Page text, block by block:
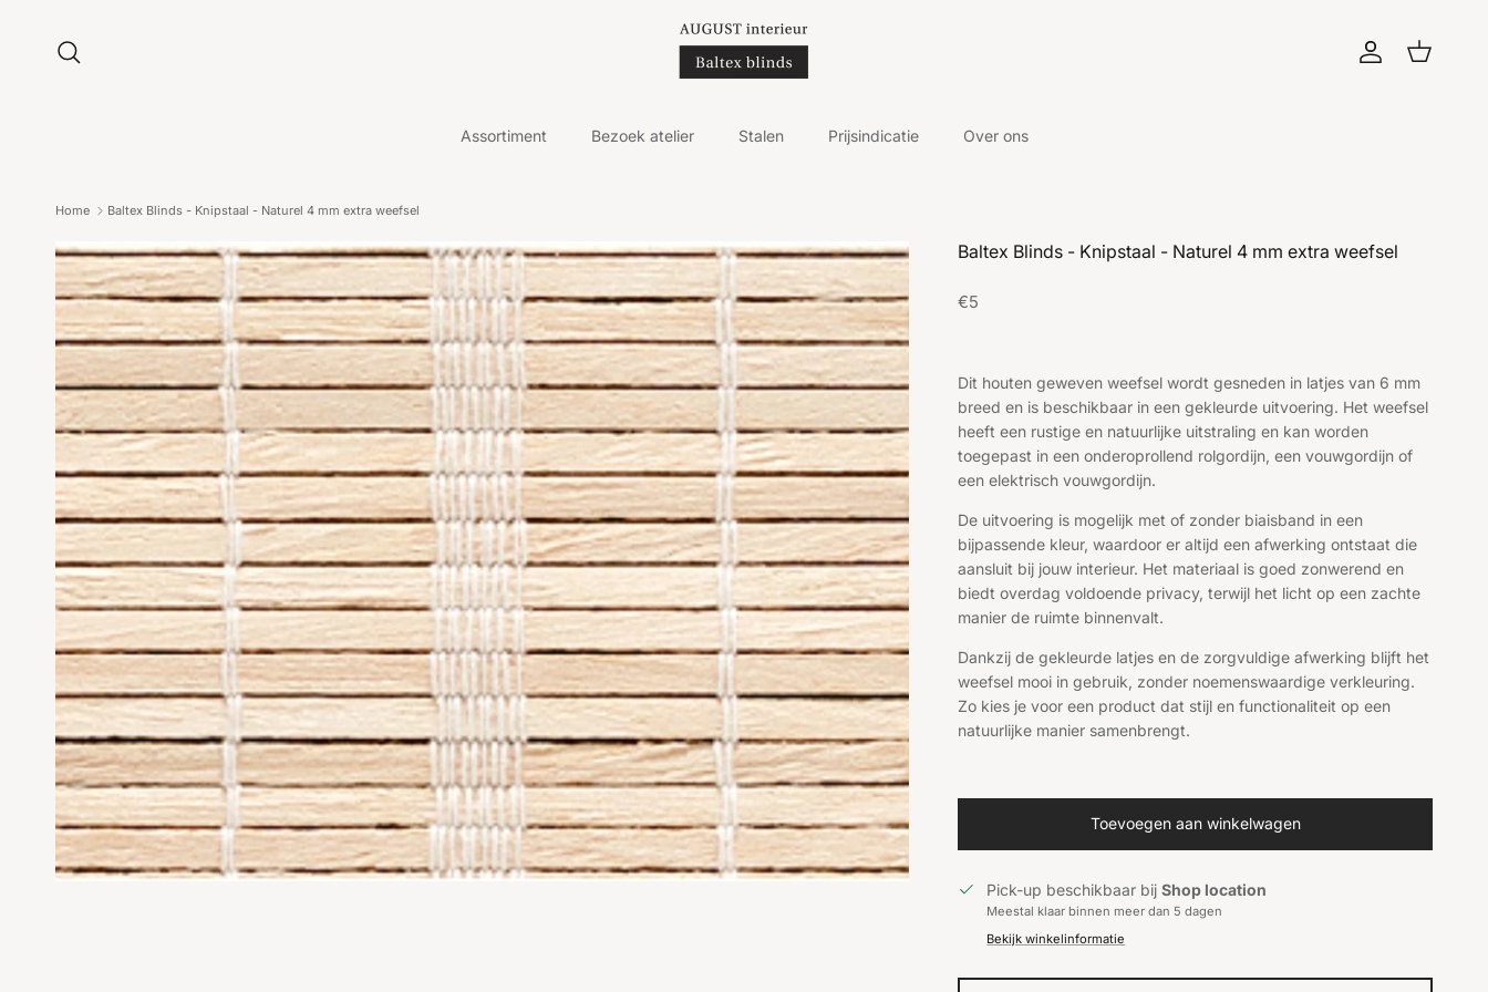
AccountWinkelwagen
Assortiment Bezoek atelier Stalen Prijsindicatie Over ons
Home Baltex Blinds - Knipstaal - Naturel 4 mm extra weefsel
Ga direct naar productinformatie Baltex Blinds - Knipstaal - Naturel 4 mm extra weefsel
Reguliere prijs
€5
Dit houten geweven weefsel wordt gesneden in latjes van 6 mm
breed en is beschikbaar in een gekleurde uitvoering. Het weefsel
heeft een rustige en natuurlijke uitstraling en kan worden
toegepast in een onderoprollend rolgordijn, een vouwgordijn of
een elektrisch vouwgordijn.
De uitvoering is mogelijk met of zonder biaisband in een
bijpassende kleur, waardoor er altijd een afwerking ontstaat die
aansluit bij jouw interieur. Het materiaal is goed zonwerend en
biedt overdag voldoende privacy, terwijl het licht op een zachte
manier de ruimte binnenvalt.
Dankzij de gekleurde latjes en de zorgvuldige afwerking blijft het
weefsel mooi in gebruik, zonder noemenswaardige verkleuring.
Zo kies je voor een product dat stijl en functionaliteit op een
natuurlijke manier samenbrengt.
Toevoegen aan winkelwagen
Pick-up beschikbaar bijShop location
Meestal klaar binnen meer dan 5 dagen
Bekijk winkelinformatie